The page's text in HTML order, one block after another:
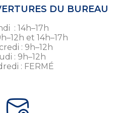
DU BUREAU
: 14h–17h
et 14h–17h
: 9h–12h
: 9h–12h
: FERMÉ